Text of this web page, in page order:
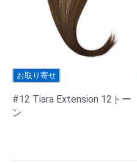
お取り寄せ
#12 Tiara Extension 12トー
ン